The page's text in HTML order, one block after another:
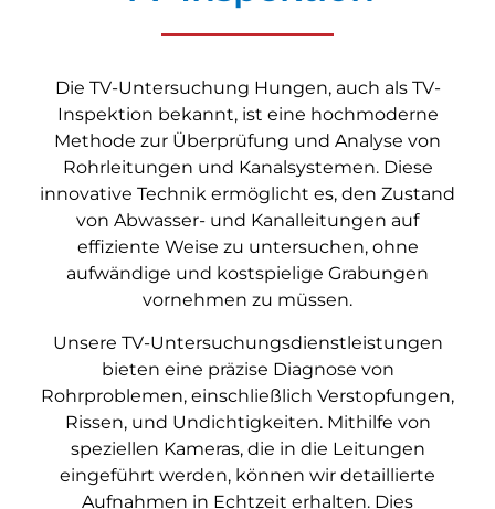
Die TV-Untersuchung Hungen, auch als TV-
Inspektion bekannt, ist eine hochmoderne
Methode zur Überprüfung und Analyse von
Rohrleitungen und Kanalsystemen. Diese
innovative Technik ermöglicht es, den Zustand
von Abwasser- und Kanalleitungen auf
effiziente Weise zu untersuchen, ohne
aufwändige und kostspielige Grabungen
vornehmen zu müssen.
Unsere TV-Untersuchungsdienstleistungen
bieten eine präzise Diagnose von
Rohrproblemen, einschließlich Verstopfungen,
Rissen, und Undichtigkeiten. Mithilfe von
speziellen Kameras, die in die Leitungen
eingeführt werden, können wir detaillierte
Aufnahmen in Echtzeit erhalten. Dies